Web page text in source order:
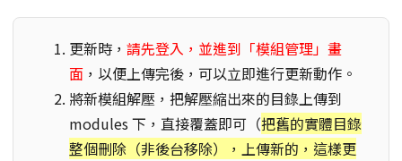
更新時， 請先登入，並進到「模組管理」畫
面 ，以便上傳完後，可以立即進行更新動作。
將新模組解壓，把解壓縮出來的目錄上傳到
modules 下，直接覆蓋即可（把舊的實體目錄
整個刪除（非後台移除），上傳新的，這樣更